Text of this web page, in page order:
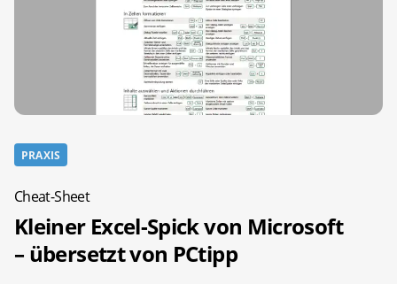
PRAXIS
Cheat-Sheet
Kleiner Excel-Spick von Microsoft
– übersetzt von PCtipp